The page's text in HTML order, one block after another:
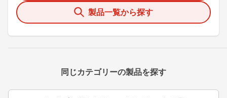
製品一覧から探す
同じカテゴリーの製品を探す